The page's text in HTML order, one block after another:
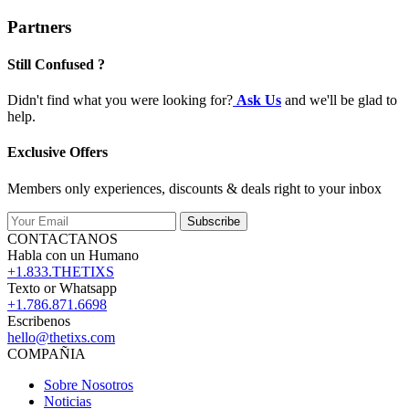
Partners
Still Confused ?
Didn't find what you were looking for? Ask Us and we'll be glad to
help.
Exclusive Offers
Members only experiences, discounts & deals right to your inbox
Subscribe
CONTACTANOS
Habla con un Humano
+1.833.THETIXS
Texto or Whatsapp
+1.786.871.6698
Escribenos
hello@thetixs.com
COMPAÑIA
Sobre Nosotros
Noticias